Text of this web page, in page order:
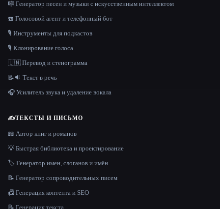
🎼 Генератор песен и музыки с искусственным интеллектом
☎️ Голосовой агент и телефонный бот
🎙️ Инструменты для подкастов
🎙️ Клонирование голоса
🇺🇳 Перевод и стенограмма
📝🔉 Текст в речь
🎧 Усилитель звука и удаление вокала
✍️ТЕКСТЫ И ПИСЬМО
📖 Автор книг и романов
💡 Быстрая библиотека и проектирование
🏷️ Генератор имен, слоганов и имён
📝 Генератор сопроводительных писем
📠 Генерация контента и SEO
📝 Генерация текста